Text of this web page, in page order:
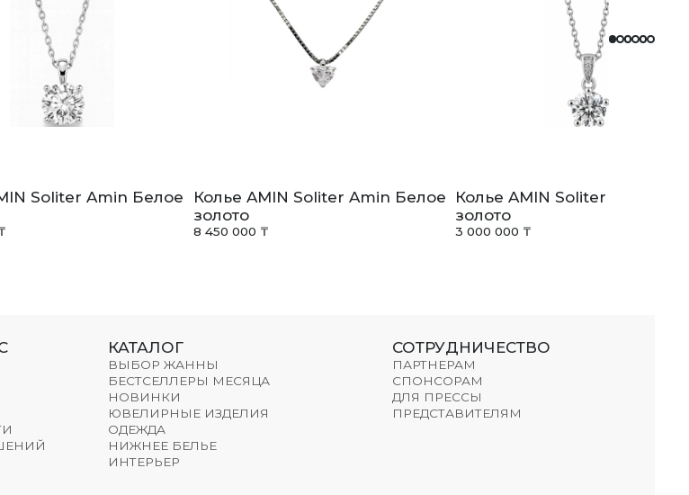
Soliter Amin Белое
Колье AMIN Soliter Amin Белое
золото
8 450 000 ₸
Колье AMIN Soliter Amin
золото
3 000 000 ₸
КАТАЛОГ
ВЫБОР ЖАННЫ
БЕСТСЕЛЛЕРЫ МЕСЯЦА
НОВИНКИ
ЮВЕЛИРНЫЕ ИЗДЕЛИЯ
ОДЕЖДА
НИЖНЕЕ БЕЛЬЕ
ИНТЕРЬЕР
СОТРУДНИЧЕСТВО
ПАРТНЕРАМ
СПОНСОРАМ
ДЛЯ ПРЕССЫ
ПРЕДСТАВИТЕЛЯМ